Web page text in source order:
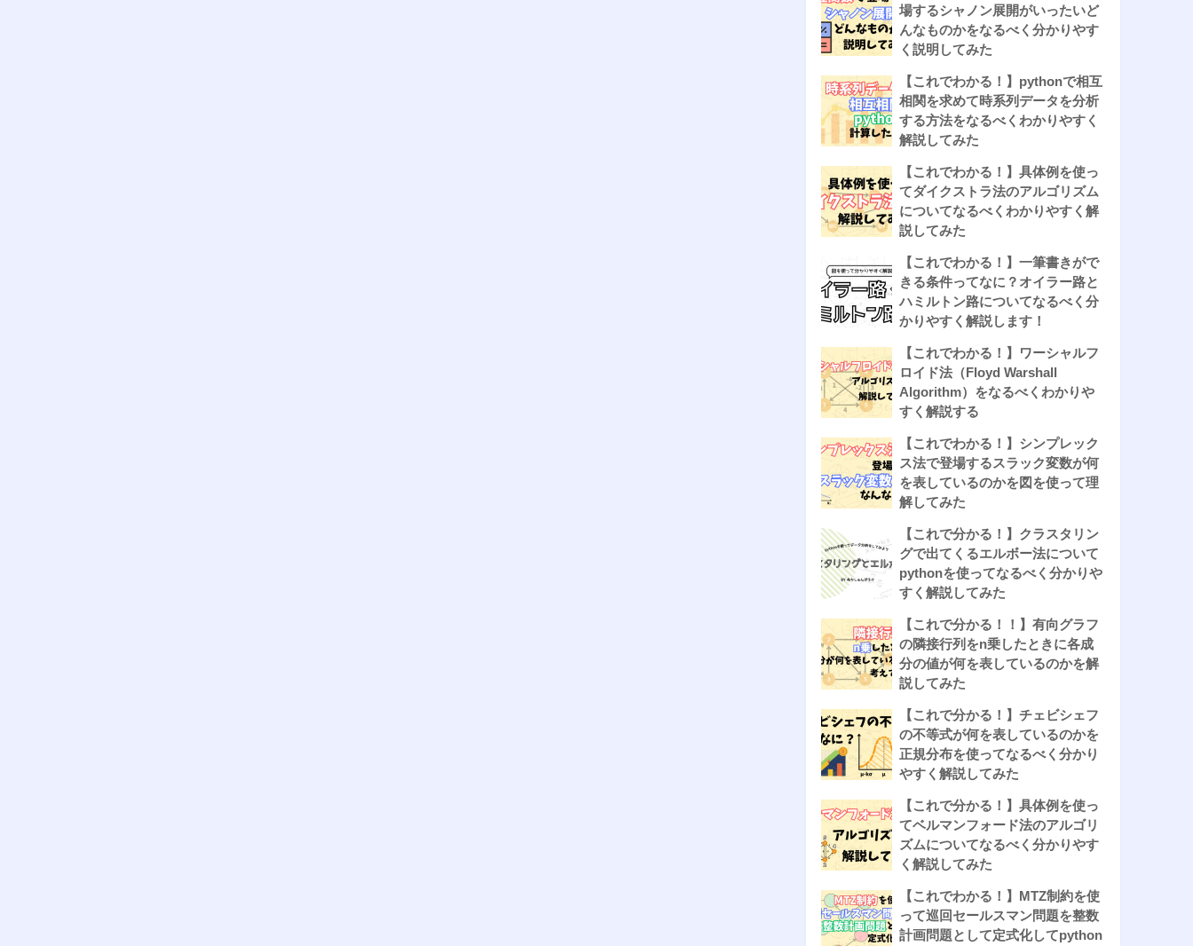
場するシャノン展開がいったいど
んなものかをなるべく分かりやす
く説明してみた
【これでわかる！】pythonで相互
相関を求めて時系列データを分析
する方法をなるべくわかりやすく
解説してみた
【これでわかる！】具体例を使っ
てダイクストラ法のアルゴリズム
についてなるべくわかりやすく解
説してみた
【これでわかる！】一筆書きがで
きる条件ってなに？オイラー路と
ハミルトン路についてなるべく分
かりやすく解説します！
【これでわかる！】ワーシャルフ
ロイド法（Floyd Warshall
Algorithm）をなるべくわかりや
すく解説する
【これでわかる！】シンプレック
ス法で登場するスラック変数が何
を表しているのかを図を使って理
解してみた
【これで分かる！】クラスタリン
グで出てくるエルボー法について
pythonを使ってなるべく分かりや
すく解説してみた
【これで分かる！！】有向グラフ
の隣接行列をn乗したときに各成
分の値が何を表しているのかを解
説してみた
【これで分かる！】チェビシェフ
の不等式が何を表しているのかを
正規分布を使ってなるべく分かり
やすく解説してみた
【これで分かる！】具体例を使っ
てベルマンフォード法のアルゴリ
ズムについてなるべく分かりやす
く解説してみた
【これでわかる！】MTZ制約を使
って巡回セールスマン問題を整数
計画問題として定式化してpython